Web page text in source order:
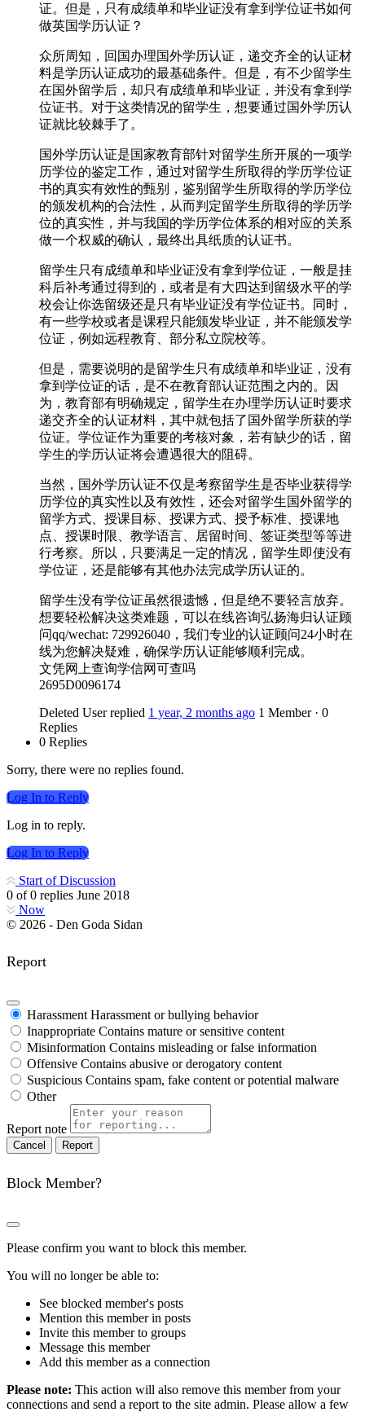
证。但是，只有成绩单和毕业证没有拿到学位证书如何
做英国学历认证？
众所周知，回国办理国外学历认证，递交齐全的认证材
料是学历认证成功的最基础条件。但是，有不少留学生
在国外留学后，却只有成绩单和毕业证，并没有拿到学
位证书。对于这类情况的留学生，想要通过国外学历认
证就比较棘手了。
国外学历认证是国家教育部针对留学生所开展的一项学
历学位的鉴定工作，通过对留学生所取得的学历学位证
书的真实有效性的甄别，鉴别留学生所取得的学历学位
的颁发机构的合法性，从而判定留学生所取得的学历学
位的真实性，并与我国的学历学位体系的相对应的关系
做一个权威的确认，最终出具纸质的认证书。
留学生只有成绩单和毕业证没有拿到学位证，一般是挂
科后补考通过得到的，或者是有大四达到留级水平的学
校会让你选留级还是只有毕业证没有学位证书。同时，
有一些学校或者是课程只能颁发毕业证，并不能颁发学
位证，例如远程教育、部分私立院校等。
但是，需要说明的是留学生只有成绩单和毕业证，没有
拿到学位证的话，是不在教育部认证范围之内的。因
为，教育部有明确规定，留学生在办理学历认证时要求
递交齐全的认证材料，其中就包括了国外留学所获的学
位证。学位证作为重要的考核对象，若有缺少的话，留
学生的学历认证将会遭遇很大的阻碍。
当然，国外学历认证不仅是考察留学生是否毕业获得学
历学位的真实性以及有效性，还会对留学生国外留学的
留学方式、授课目标、授课方式、授予标准、授课地
点、授课时限、教学语言、居留时间、签证类型等等进
行考察。所以，只要满足一定的情况，留学生即使没有
学位证，还是能够有其他办法完成学历认证的。
留学生没有学位证虽然很遗憾，但是绝不要轻言放弃。
想要轻松解决这类难题，可以在线咨询弘扬海归认证顾
问qq/wechat: 729926040，我们专业的认证顾问24小时在
线为您解决疑难，确保学历认证能够顺利完成。
文凭网上查询学信网可查吗
2695D0096174
Deleted User replied 1 year, 2 months ago 1 Member · 0
Replies
0 Replies
Sorry, there were no replies found.
Log In to Reply
Log in to reply.
Log In to Reply
Start of Discussion
0 of0 replies June 2018
Now
© 2026 - Den Goda Sidan
Report
Harassment Harassment or bullying behavior
Inappropriate Contains mature or sensitive content
Misinformation Contains misleading or false information
Offensive Contains abusive or derogatory content
Suspicious Contains spam, fake content or potential malware
Other
Report note
Report
Block Member?
Please confirm you want to block this member.
You will no longer be able to:
See blocked member's posts
Mention this member in posts
Invite this member to groups
Message this member
Add this member as a connection
Please note: This action will also remove this member from your
connections and send a report to the site admin. Please allow a few